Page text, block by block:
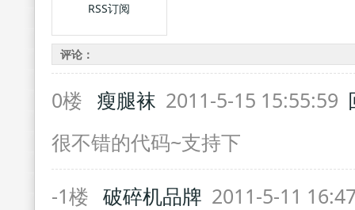
RSS订阅
评论：
0楼 瘦腿袜 2011-5-15 15:55:59
很不错的代码~支持下
-1楼 破碎机品牌 2011-5-11